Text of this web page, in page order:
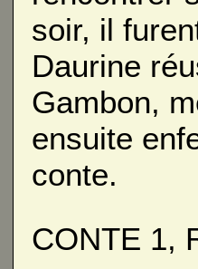
soir, il
Daurine
Gambon,
ensuite
conte.
CONTE 1,